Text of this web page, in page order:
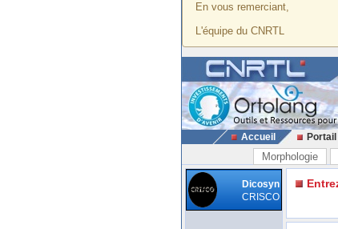
En vous remerciant,
L'équipe du CNRTL
Accueil
Morphologie
Dicosyn
CRISCO